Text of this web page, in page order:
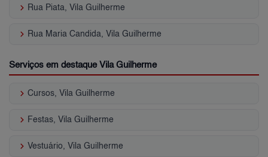
keyboard_arrow_right Rua Piata, Vila Guilherme
keyboard_arrow_right Rua Maria Candida, Vila Guilherme
Serviços em destaque Vila Guilherme
keyboard_arrow_right Cursos, Vila Guilherme
keyboard_arrow_right Festas, Vila Guilherme
keyboard_arrow_right Vestuário, Vila Guilherme